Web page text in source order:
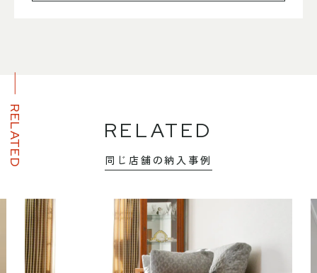
RELATED RELATED
同じ店舗の納入事例